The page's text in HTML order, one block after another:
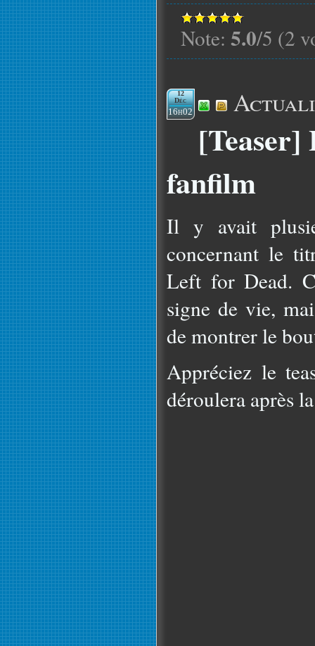
Note: 5.0/5 (2
12
Déc
16h02
fanfilm
Il y avait
concernant le
Left for Dead.
signe de vie,
de montrer le
Appréciez le
déroulera après